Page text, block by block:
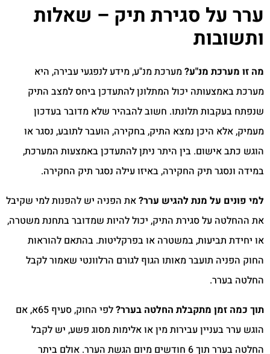
תיק – שאלות
מערכת מנ"ע, מידע לנפגעי עבירה, היא
יכול המתלונן להתעדכן ביחס למצב התיק
חשוב להבהיר שלא מדובר בעדכון
נמצא התיק, בחקירה, הועבר לתובע, נסגר או
בין היתר ניתן להתעדכן באמצעות המערכת,
החקירה, באיזו עילה נסגר תיק החקירה.
להגיש ערר?את הפניה יש להפנות למי שקיבל
התיק, יכול להיות שמדובר בתחנת משטרה,
במשטרה או בפרקליטות. בהתאם להוראות
מאותו הגוף לגורם הרלוונטי שאמור לקבל
החלטה בערר?
לפי החוק, סעיף 65א, אם
עבירות מין או אלימות מסוג פשע, יש לקבל
החלטה בערר תוך 6 חודשים מיום הגשת הערר. אולם ביתר